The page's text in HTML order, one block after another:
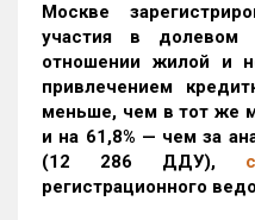
Москве
участия в долевом
отношении жилой и
привлечением
меньше, чем в тот же
и на 61,8% — чем за
(12 286 ДДУ),
регистрационного